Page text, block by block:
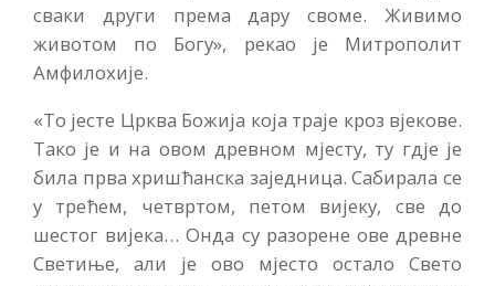
сваки други према дару своме. Живимо
животом по Богу», рекао је Митрополит
Амфилохије.
«То јесте Црква Божија која траје кроз вјекове.
Тако је и на овом древном мјесту, ту гдје је
била прва хришћанска заједница. Сабирала се
у трећем, четвртом, петом вијеку, све до
шестог вијека… Онда су разорене ове древне
Светиње, али је ово мјесто остало Свето